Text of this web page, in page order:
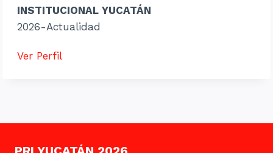
INSTITUCIONAL YUCATÁN
2026-Actualidad
Ver Perfil